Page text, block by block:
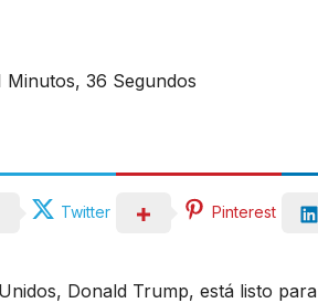
Minutos, 36 Segundos
Twitter Pinterest
Donald Trump, está listo